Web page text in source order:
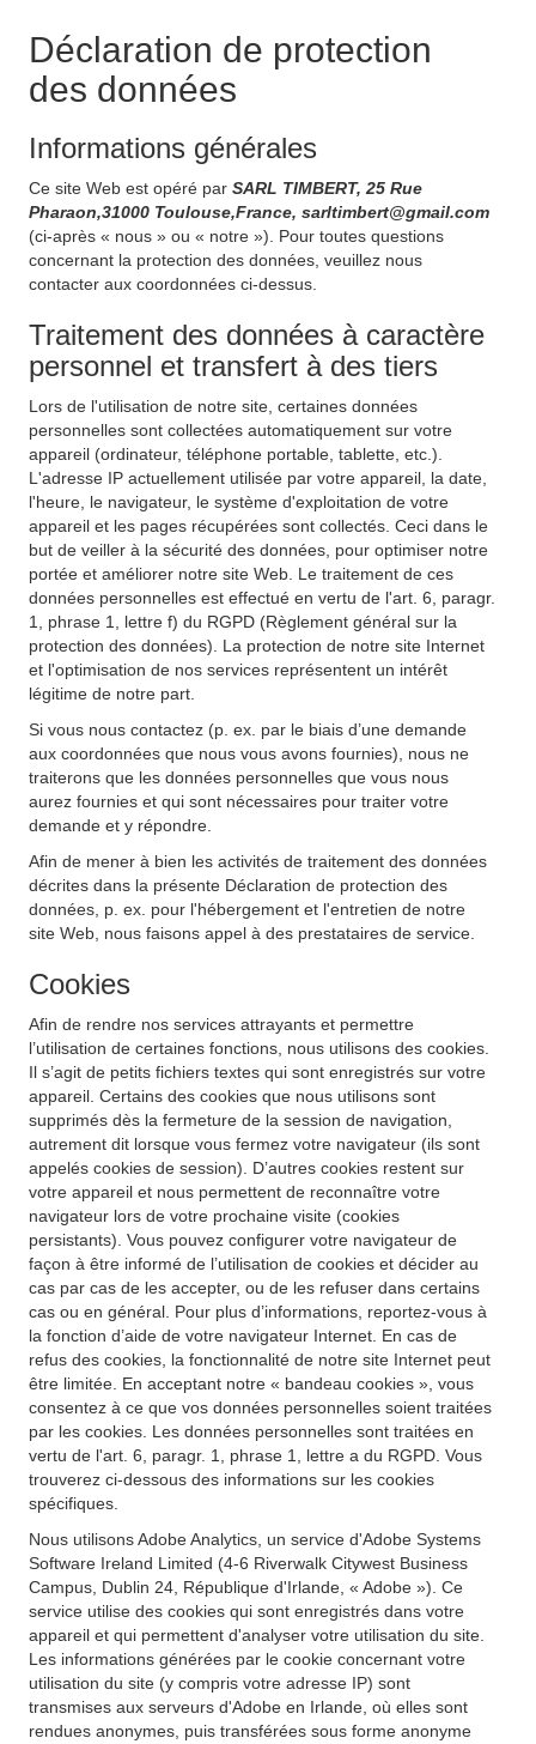
Déclaration de protection
des données
Informations générales
Ce site Web est opéré par SARL TIMBERT, 25 Rue
Pharaon,31000 Toulouse,France, sarltimbert@gmail.com
(ci-après « nous » ou « notre »). Pour toutes questions
concernant la protection des données, veuillez nous
contacter aux coordonnées ci-dessus.
Traitement des données à caractère
personnel et transfert à des tiers
Lors de l'utilisation de notre site, certaines données
personnelles sont collectées automatiquement sur votre
appareil (ordinateur, téléphone portable, tablette, etc.).
L'adresse IP actuellement utilisée par votre appareil, la date,
l'heure, le navigateur, le système d'exploitation de votre
appareil et les pages récupérées sont collectés. Ceci dans le
but de veiller à la sécurité des données, pour optimiser notre
portée et améliorer notre site Web. Le traitement de ces
données personnelles est effectué en vertu de l'art. 6, paragr.
1, phrase 1, lettre f) du RGPD (Règlement général sur la
protection des données). La protection de notre site Internet
et l'optimisation de nos services représentent un intérêt
légitime de notre part.
Si vous nous contactez (p. ex. par le biais d’une demande
aux coordonnées que nous vous avons fournies), nous ne
traiterons que les données personnelles que vous nous
aurez fournies et qui sont nécessaires pour traiter votre
demande et y répondre.
Afin de mener à bien les activités de traitement des données
décrites dans la présente Déclaration de protection des
données, p. ex. pour l'hébergement et l'entretien de notre
site Web, nous faisons appel à des prestataires de service.
Cookies
Afin de rendre nos services attrayants et permettre
l’utilisation de certaines fonctions, nous utilisons des cookies.
Il s’agit de petits fichiers textes qui sont enregistrés sur votre
appareil. Certains des cookies que nous utilisons sont
supprimés dès la fermeture de la session de navigation,
autrement dit lorsque vous fermez votre navigateur (ils sont
appelés cookies de session). D’autres cookies restent sur
votre appareil et nous permettent de reconnaître votre
navigateur lors de votre prochaine visite (cookies
persistants). Vous pouvez configurer votre navigateur de
façon à être informé de l’utilisation de cookies et décider au
cas par cas de les accepter, ou de les refuser dans certains
cas ou en général. Pour plus d’informations, reportez-vous à
la fonction d’aide de votre navigateur Internet. En cas de
refus des cookies, la fonctionnalité de notre site Internet peut
être limitée. En acceptant notre « bandeau cookies », vous
consentez à ce que vos données personnelles soient traitées
par les cookies. Les données personnelles sont traitées en
vertu de l'art. 6, paragr. 1, phrase 1, lettre a du RGPD. Vous
trouverez ci-dessous des informations sur les cookies
spécifiques.
Nous utilisons Adobe Analytics, un service d'Adobe Systems
Software Ireland Limited (4-6 Riverwalk Citywest Business
Campus, Dublin 24, République d'Irlande, « Adobe »). Ce
service utilise des cookies qui sont enregistrés dans votre
appareil et qui permettent d'analyser votre utilisation du site.
Les informations générées par le cookie concernant votre
utilisation du site (y compris votre adresse IP) sont
transmises aux serveurs d'Adobe en Irlande, où elles sont
rendues anonymes, puis transférées sous forme anonyme